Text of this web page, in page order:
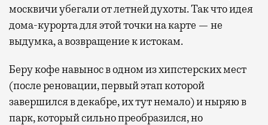
москвичи убегали от летней духоты. Так что идея
дома-курорта для этой точки на карте — не
выдумка, а возвращение к истокам.
Беру кофе навынос в одном из хипстерских мест
(после реновации, первый этап которой
завершился в декабре, их тут немало) и ныряю в
парк, который сильно преобразился, но